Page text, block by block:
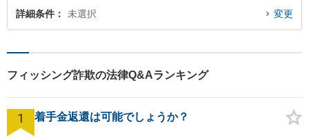
詳細条件 未選択 変更
フィッシング詐欺の法律Q&Aランキング
1 着手金返還は可能でしょうか？